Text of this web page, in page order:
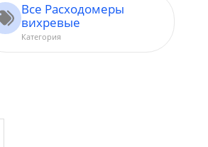
Все Расходомеры
вихревые
Категория